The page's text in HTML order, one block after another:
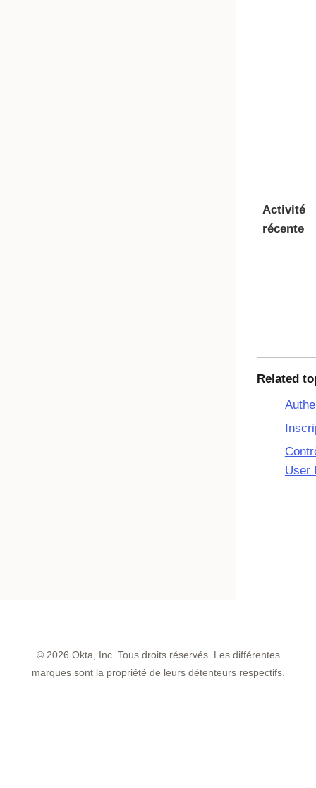
Activité
récente
Related
User
© 2026 Okta, Inc. Tous droits réservés. Les différentes
marques sont la propriété de leurs détenteurs respectifs.